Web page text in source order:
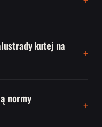
kutej na
normy